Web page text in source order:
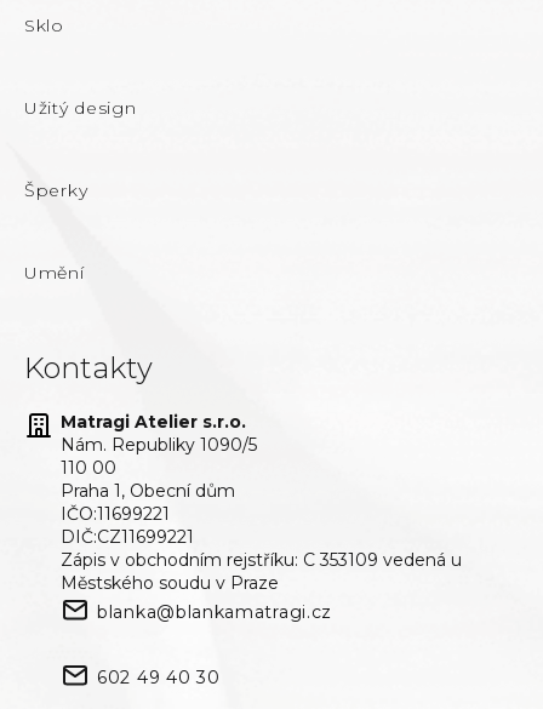
Sklo
Užitý design
Šperky
Umění
Kontakty
Matragi Atelier s.r.o.
Nám. Republiky 1090/5
110 00
Praha 1, Obecní dům
IČO:11699221
DIČ:CZ11699221
Zápis v obchodním rejstříku: C 353109 vedená u
Městského soudu v Praze
blanka@blankamatragi.cz
602 49 40 30